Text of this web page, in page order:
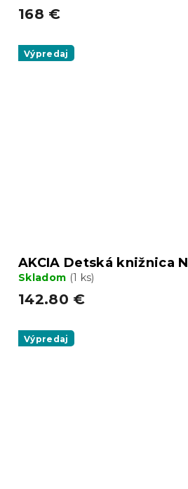
168 €
Výpredaj
AKCIA Detská knižnica
Skladom (1 ks)
142.80 €
Výpredaj